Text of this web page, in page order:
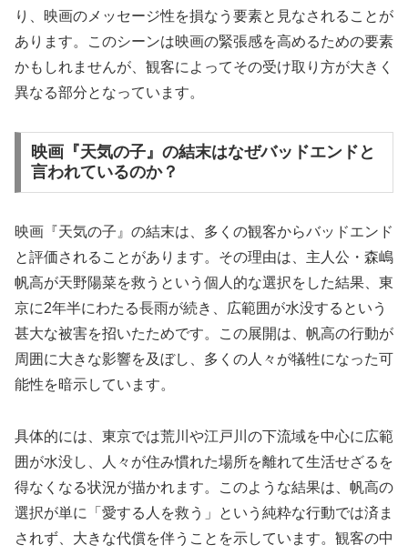
り、映画のメッセージ性を損なう要素と見なされることが
あります。このシーンは映画の緊張感を高めるための要素
かもしれませんが、観客によってその受け取り方が大きく
異なる部分となっています。
映画『天気の子』の結末はなぜバッドエンドと
言われているのか？
映画『天気の子』の結末は、多くの観客からバッドエンド
と評価されることがあります。その理由は、主人公・森嶋
帆高が天野陽菜を救うという個人的な選択をした結果、東
京に2年半にわたる長雨が続き、広範囲が水没するという
甚大な被害を招いたためです。この展開は、帆高の行動が
周囲に大きな影響を及ぼし、多くの人々が犠牲になった可
能性を暗示しています。
具体的には、東京では荒川や江戸川の下流域を中心に広範
囲が水没し、人々が住み慣れた場所を離れて生活せざるを
得なくなる状況が描かれます。このような結果は、帆高の
選択が単に「愛する人を救う」という純粋な行動では済ま
されず、大きな代償を伴うことを示しています。観客の中